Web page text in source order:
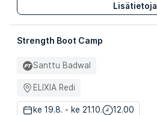
Lisätietoja
Strength Boot Camp
Santtu Badwal
ELIXIA Redi
ke 19.8. - ke 21.10. 12.00